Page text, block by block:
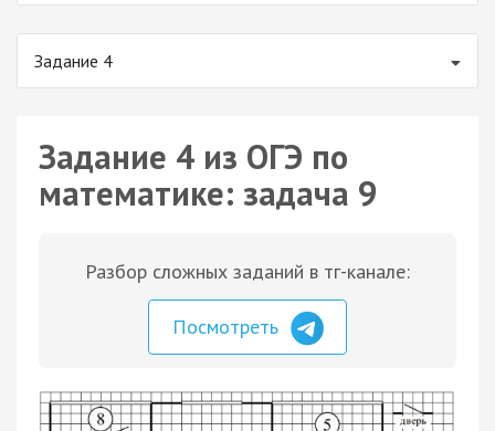
Задание 4
Задание 4 из ОГЭ по
математике: задача 9
Разбор сложных заданий в тг-канале:
Посмотреть